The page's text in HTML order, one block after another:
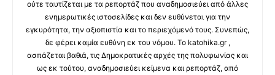
ούτε ταυτίζεται με τα ρεπορτάζ που αναδημοσιεύει από άλλες
ενημερωτικές ιστοσελίδες και δεν ευθύνεται για την
εγκυρότητα, την αξιοπιστία και το περιεχόμενό τους. Συνεπώς,
δε φέρει καμία ευθύνη εκ του νόμου. Το katohika.gr ,
ασπάζεται βαθιά, τις Δημοκρατικές αρχές της πολυφωνίας και
ως εκ τούτου, αναδημοσιεύει κείμενα και ρεπορτάζ, από